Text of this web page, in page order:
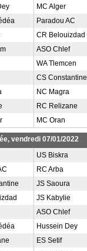
MC Alger
Paradou AC
CR Belouizdad
ASO Chlef
WA Tlemcen
CS Constantine
NC Magra
RC Relizane
MC Oran
vendredi 07/01/2022
US Biskra
RC Arba
JS Saoura
JS Kabylie
ASO Chlef
Hussein Dey
ES Setif